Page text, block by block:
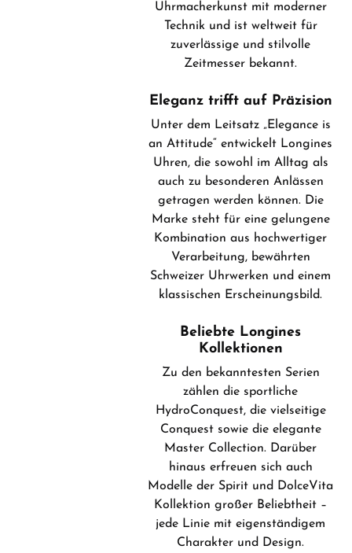
Uhrmacherkunst mit moderner
Technik und ist weltweit für
zuverlässige und stilvolle
Zeitmesser bekannt.
Eleganz trifft auf Präzision
Unter dem Leitsatz „Elegance is
an Attitude“ entwickelt Longines
Uhren, die sowohl im Alltag als
auch zu besonderen Anlässen
getragen werden können. Die
Marke steht für eine gelungene
Kombination aus hochwertiger
Verarbeitung, bewährten
Schweizer Uhrwerken und einem
klassischen Erscheinungsbild.
Beliebte Longines
Kollektionen
Zu den bekanntesten Serien
zählen die sportliche
HydroConquest, die vielseitige
Conquest sowie die elegante
Master Collection. Darüber
hinaus erfreuen sich auch
Modelle der Spirit und DolceVita
Kollektion großer Beliebtheit –
jede Linie mit eigenständigem
Charakter und Design.